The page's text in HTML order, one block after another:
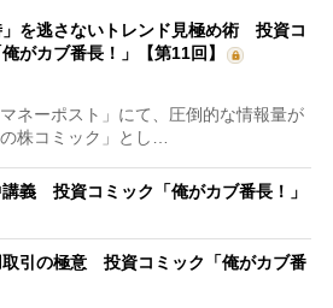
」を逃さないトレンド見極め術 投資コ
がカブ番長！」【第11回】
ネーポスト」にて、圧倒的な情報量が
株コミック」とし…
義 投資コミック「俺がカブ番長！」
引の極意 投資コミック「俺がカブ番